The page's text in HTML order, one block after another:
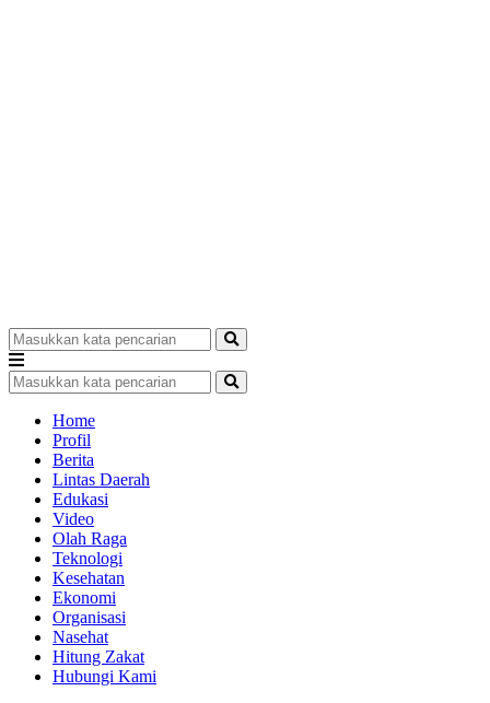
Home
Profil
Berita
Lintas Daerah
Edukasi
Video
Olah Raga
Teknologi
Kesehatan
Ekonomi
Organisasi
Nasehat
Hitung Zakat
Hubungi Kami